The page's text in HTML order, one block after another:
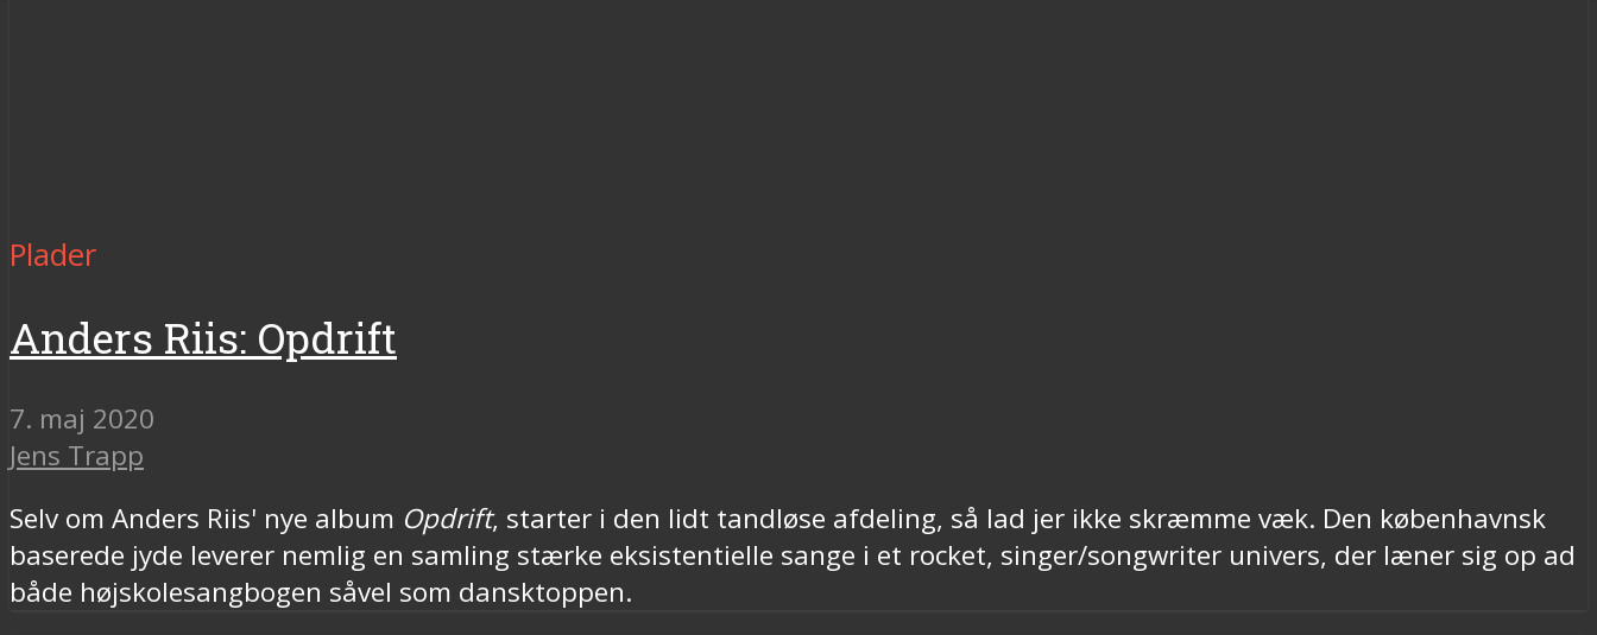
Plader
Anders Riis: Opdrift
7. maj 2020
Jens Trapp
Selv om Anders Riis' nye album Opdrift, starter i den lidt tandløse afdeling, så lad jer ikke skræmme væk. Den københavnsk
baserede jyde leverer nemlig en samling stærke eksistentielle sange i et rocket, singer/songwriter univers, der læner sig op ad
både højskolesangbogen såvel som dansktoppen.